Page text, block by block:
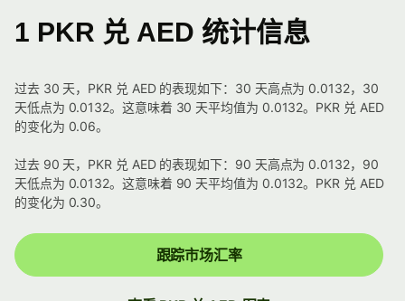
1 PKR 兑 AED 统计信息
过去 30 天，PKR 兑 AED 的表现如下：30 天高点为 0.0132，30
天低点为 0.0132。这意味着 30 天平均值为 0.0132。PKR 兑 AED
的变化为 0.06。
过去 90 天，PKR 兑 AED 的表现如下：90 天高点为 0.0132，90
天低点为 0.0132。这意味着 90 天平均值为 0.0132。PKR 兑 AED
的变化为 0.30。
跟踪市场汇率